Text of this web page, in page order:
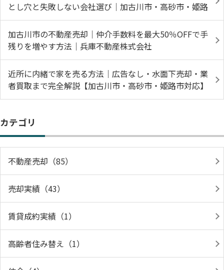
とし穴と失敗しない会社選び｜加古川市・高砂市・姫路
加古川市の不動産売却｜仲介手数料を最大50％OFFで手
残りを増やす方法｜兵庫不動産株式会社
近所に内緒で家を売る方法｜広告なし・水面下売却・業
者買取まで完全解説【加古川市・高砂市・姫路市対応】
カテゴリ
不動産売却（85）
売却実績（43）
賃貸成約実績（1）
高齢者住み替え（1）